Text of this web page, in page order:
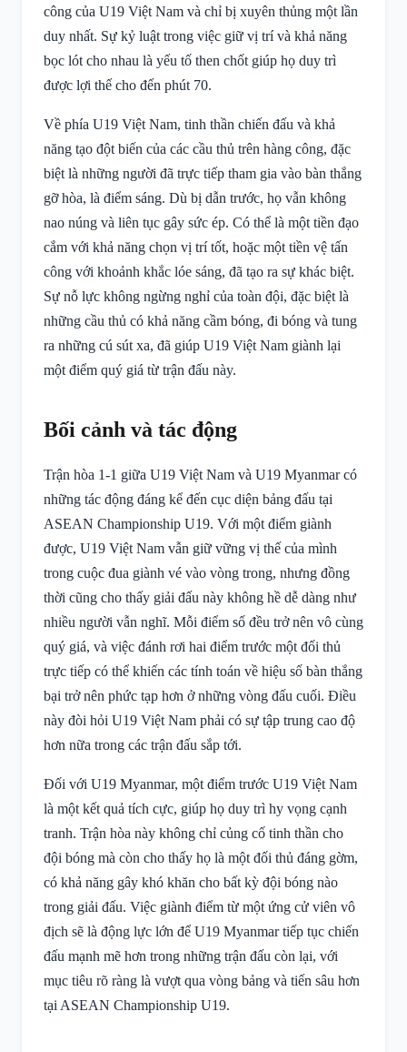
công của U19 Việt Nam và chỉ bị xuyên thủng một lần
duy nhất. Sự kỷ luật trong việc giữ vị trí và khả năng
bọc lót cho nhau là yếu tố then chốt giúp họ duy trì
được lợi thế cho đến phút 70.
Về phía U19 Việt Nam, tinh thần chiến đấu và khả
năng tạo đột biến của các cầu thủ trên hàng công, đặc
biệt là những người đã trực tiếp tham gia vào bàn thắng
gỡ hòa, là điểm sáng. Dù bị dẫn trước, họ vẫn không
nao núng và liên tục gây sức ép. Có thể là một tiền đạo
cắm với khả năng chọn vị trí tốt, hoặc một tiền vệ tấn
công với khoảnh khắc lóe sáng, đã tạo ra sự khác biệt.
Sự nỗ lực không ngừng nghỉ của toàn đội, đặc biệt là
những cầu thủ có khả năng cầm bóng, đi bóng và tung
ra những cú sút xa, đã giúp U19 Việt Nam giành lại
một điểm quý giá từ trận đấu này.
Bối cảnh và tác động
Trận hòa 1-1 giữa U19 Việt Nam và U19 Myanmar có
những tác động đáng kể đến cục diện bảng đấu tại
ASEAN Championship U19. Với một điểm giành
được, U19 Việt Nam vẫn giữ vững vị thế của mình
trong cuộc đua giành vé vào vòng trong, nhưng đồng
thời cũng cho thấy giải đấu này không hề dễ dàng như
nhiều người vẫn nghĩ. Mỗi điểm số đều trở nên vô cùng
quý giá, và việc đánh rơi hai điểm trước một đối thủ
trực tiếp có thể khiến các tính toán về hiệu số bàn thắng
bại trở nên phức tạp hơn ở những vòng đấu cuối. Điều
này đòi hỏi U19 Việt Nam phải có sự tập trung cao độ
hơn nữa trong các trận đấu sắp tới.
Đối với U19 Myanmar, một điểm trước U19 Việt Nam
là một kết quả tích cực, giúp họ duy trì hy vọng cạnh
tranh. Trận hòa này không chỉ củng cố tinh thần cho
đội bóng mà còn cho thấy họ là một đối thủ đáng gờm,
có khả năng gây khó khăn cho bất kỳ đội bóng nào
trong giải đấu. Việc giành điểm từ một ứng cử viên vô
địch sẽ là động lực lớn để U19 Myanmar tiếp tục chiến
đấu mạnh mẽ hơn trong những trận đấu còn lại, với
mục tiêu rõ ràng là vượt qua vòng bảng và tiến sâu hơn
tại ASEAN Championship U19.